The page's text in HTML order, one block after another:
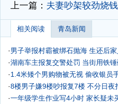
上一篇： 夫妻吵架较劲烧
相关阅读 青岛新闻
·男子举报村霸被绑石抛海 生还后
·湖南车主报复交警处罚 当街用铁
·1.4米矮个男购物被无视 偷收银员
·8楼男子嫌9楼吵报复7楼 不分日夜
·一年级学生作业写4小时 家长疑未